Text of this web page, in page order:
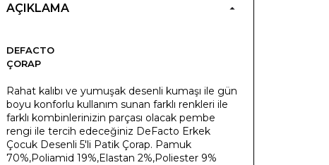
AÇIKLAMA
DEFACTO
ÇORAP
Rahat kalıbı ve yumuşak desenli kumaşı ile gün
boyu konforlu kullanım sunan farklı renkleri ile
farklı kombinlerinizin parçası olacak pembe
rengi ile tercih edeceğiniz DeFacto Erkek
Çocuk Desenli 5'li Patik Çorap. Pamuk
70%,Poliamid 19%,Elastan 2%,Poliester 9%